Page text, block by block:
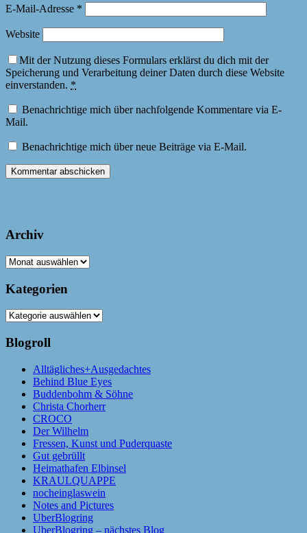
E-Mail-Adresse *
Website
Mit der Nutzung dieses Formulars erklärst du dich mit der
Speicherung und Verarbeitung deiner Daten durch diese Website
einverstanden. *
Benachrichtige mich über nachfolgende Kommentare via E-
Mail.
Benachrichtige mich über neue Beiträge via E-Mail.
Archiv
Archiv
Kategorien
Kategorien
Blogroll
Alltägliches+Ausgedachtes
Behind Blue Eyes
Buddenbohm & Söhne
Christa Chorherr
CROCO
Der Wilhelm
Fressen, Kunst und Puderquaste
Gut gebrüllt
Heimathafen Elbinsel
KRAULQUAPPE
nocheinglaswein
Notes and Pictures
UberBlogring
UberBlogring – nächstes Blog